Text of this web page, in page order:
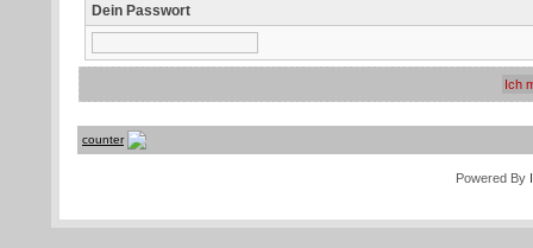
Dein Passwort
counter
Powered By